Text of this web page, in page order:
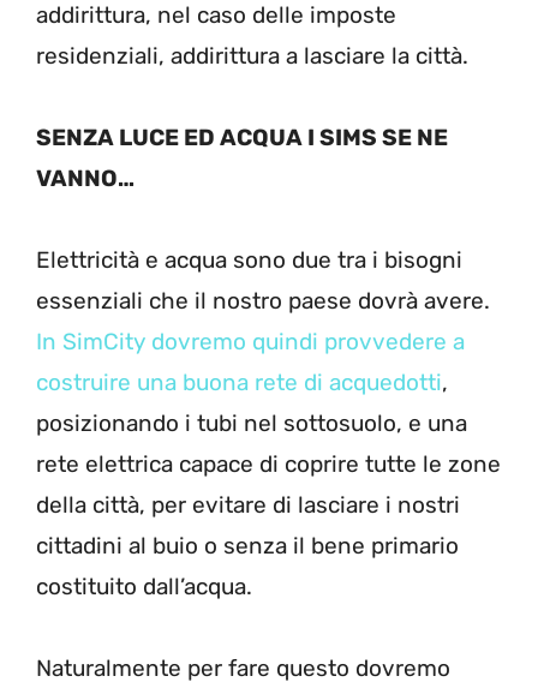
addirittura, nel caso delle imposte
residenziali, addirittura a lasciare la città.
SENZA LUCE ED ACQUA I SIMS SE NE
VANNO…
Elettricità e acqua sono due tra i bisogni
essenziali che il nostro paese dovrà avere.
In SimCity dovremo quindi provvedere a
costruire una buona rete di acquedotti,
posizionando i tubi nel sottosuolo, e una
rete elettrica capace di coprire tutte le zone
della città, per evitare di lasciare i nostri
cittadini al buio o senza il bene primario
costituito dall’acqua.
Naturalmente per fare questo dovremo